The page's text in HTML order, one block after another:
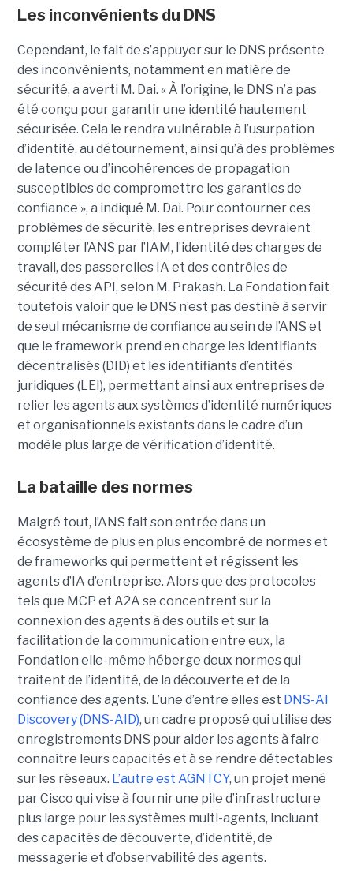
Les inconvénients du DNS
Cependant, le fait de s’appuyer sur le DNS présente
des inconvénients, notamment en matière de
sécurité, a averti M. Dai. « À l’origine, le DNS n’a pas
été conçu pour garantir une identité hautement
sécurisée. Cela le rendra vulnérable à l’usurpation
d’identité, au détournement, ainsi qu’à des problèmes
de latence ou d’incohérences de propagation
susceptibles de compromettre les garanties de
confiance », a indiqué M. Dai. Pour contourner ces
problèmes de sécurité, les entreprises devraient
compléter l’ANS par l’ IAM, l’identité des charges de
travail, des passerelles IA et des contrôles de
sécurité des API, selon M. Prakash. La Fondation fait
toutefois valoir que le DNS n’est pas destiné à servir
de seul mécanisme de confiance au sein de l’ANS et
que le framework prend en charge les identifiants
décentralisés (DID) et les identifiants d’entités
juridiques (LEI), permettant ainsi aux entreprises de
relier les agents aux systèmes d’identité numériques
et organisationnels existants dans le cadre d’un
modèle plus large de vérification d’identité.
La bataille des normes
Malgré tout, l’ANS fait son entrée dans un
écosystème de plus en plus encombré de normes et
de frameworks qui permettent et régissent les
agents d’IA d’entreprise. Alors que des protocoles
tels que MCP et A2A se concentrent sur la
connexion des agents à des outils et sur la
facilitation de la communication entre eux, la
Fondation elle-même héberge deux normes qui
traitent de l’identité, de la découverte et de la
confiance des agents. L’une d’entre elles est DNS-AI
Discovery (DNS-AID), un cadre proposé qui utilise des
enregistrements DNS pour aider les agents à faire
connaître leurs capacités et à se rendre détectables
sur les réseaux. L’autre est AGNTCY, un projet mené
par Cisco qui vise à fournir une pile d’infrastructure
plus large pour les systèmes multi-agents, incluant
des capacités de découverte, d’identité, de
messagerie et d’observabilité des agents.